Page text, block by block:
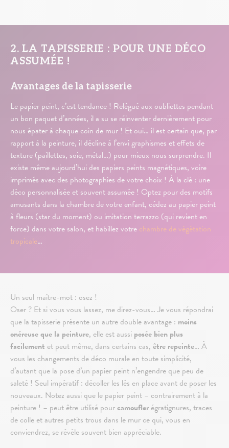
2. LA TAPISSERIE : POUR UNE DÉCO
ASSUMÉE !
Avantages de la tapisserie
Le papier peint, c’est tendance ! Relégué aux oubliettes pendant
un bon paquet d’années, il a su se réinventer dernièrement pour
nous épater à chaque coin de mur ! Et oui… il est certain que, par
rapport à la peinture, il décline à l’envi graphismes et effets de
texture (paillettes, soie, métal…) pour mieux nous surprendre. Il
existe même aujourd’hui des papiers peints magnétiques, voire
imprimés avec des photographies de votre choix ! À la clé : une
déco personnalisée et souvent assumée ! Optez pour des motifs
amusants dans la chambre de votre enfant, cédez au papier peint
à fleurs (star du moment) ou imitation terrazzo (qui revient en
force) dans votre salon, et habillez votre chambre de végétation
tropicale…
Un seul maître-mot : osez !
Oser ? Et si vous vous lassez, me direz-vous… Je vous répondrai
que la tapisserie présente un autre double avantage : moins
onéreuse que la peinture, elle est aussi posée bien plus
facilement et peut même, dans certains cas, être repeinte… À
vous les changements de déco murale en toute simplicité,
d’autant que la pose d’un papier peint n’engendre que peu de
saleté ! Seul impératif : décoller les lés en place avant de poser les
nouveaux. Notez aussi que le papier peint – contrairement à la
peinture ! – peut être utilisé pourcamoufler égratignures, traces
de colle et autres petits trous dans le mur ce qui, vous en
conviendrez, se révèle souvent bien appréciable.